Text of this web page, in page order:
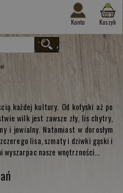
Konto Koszyk
każdej kultury. Od kołyski aż po
wilk jest zawsze zły, lis chytry,
i jowialny. Natomiast w dorosłym
lisa, szmaty i dziwki gąski i
wyszarpac nasze wnętrzności…